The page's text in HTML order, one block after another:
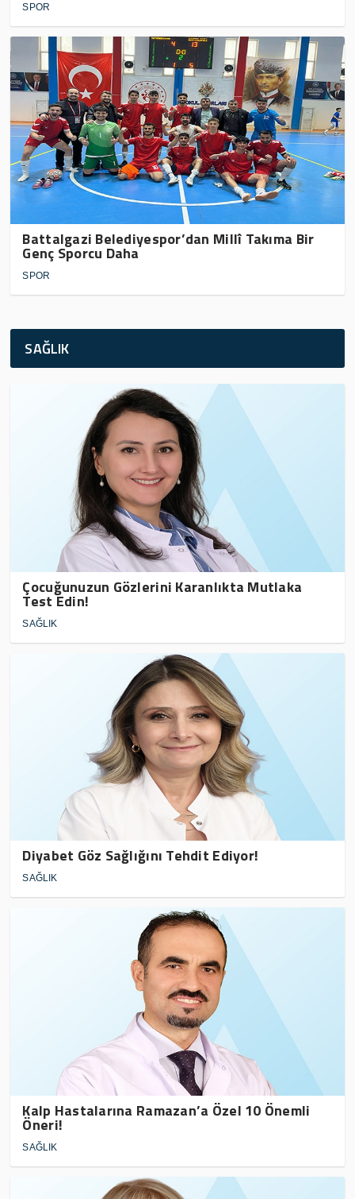
SPOR
Battalgazi Belediyespor’dan Millî Takıma Bir
Genç Sporcu Daha
SPOR
SAĞLIK
Çocuğunuzun Gözlerini Karanlıkta Mutlaka
Test Edin!
SAĞLIK
Diyabet Göz Sağlığını Tehdit Ediyor!
SAĞLIK
Kalp Hastalarına Ramazan’a Özel 10 Önemli
Öneri!
SAĞLIK